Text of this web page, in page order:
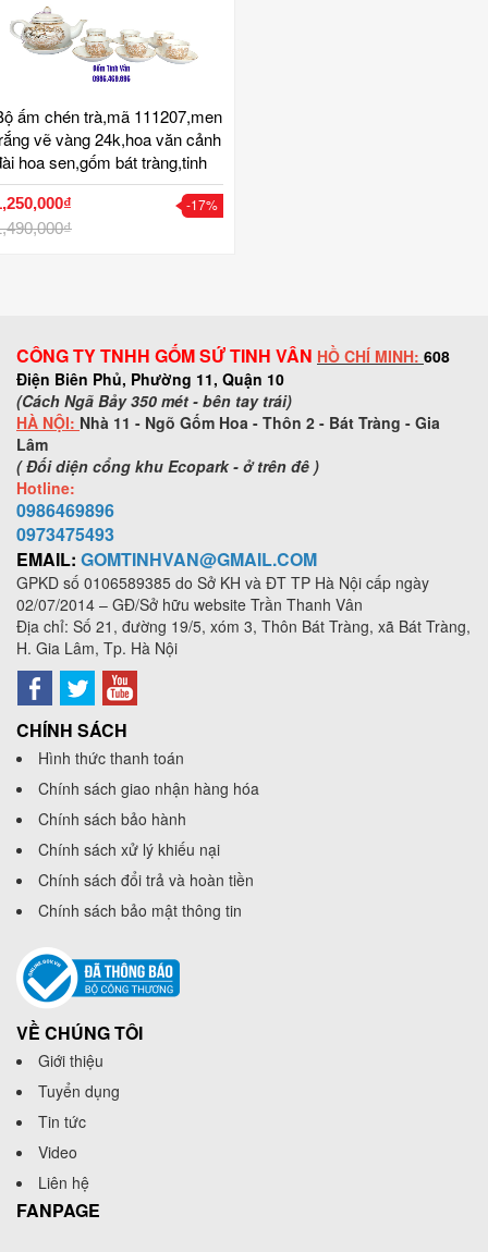
ấm chén trà,mã 111207,men
vẽ vàng 24k,hoa văn cảnh
hoa sen,gốm bát tràng,tinh
-17%
CÔNG TY TNHH GỐM SỨ TINH VÂN HỒ CHÍ MINH: 608
Điện Biên Phủ, Phường 11, Quận 10
(Cách Ngã Bảy 350 mét - bên tay trái)
HÀ NỘI: Nhà 11 - Ngõ Gốm Hoa - Thôn 2 - Bát Tràng - Gia
Lâm
( Đối diện cổng khu Ecopark - ở trên đê )
Hotline:
0986469896
0973475493
EMAIL: GOMTINHVAN@GMAIL.COM
GPKD số 0106589385 do Sở KH và ĐT TP Hà Nội cấp ngày
02/07/2014 – GĐ/Sở hữu website Trần Thanh Vân
Địa chỉ: Số 21, đường 19/5, xóm 3, Thôn Bát Tràng, xã Bát Tràng,
H. Gia Lâm, Tp. Hà Nội
CHÍNH SÁCH
Hình thức thanh toán
Chính sách giao nhận hàng hóa
Chính sách bảo hành
Chính sách xử lý khiếu nại
Chính sách đổi trả và hoàn tiền
Chính sách bảo mật thông tin
VỀ CHÚNG TÔI
Giới thiệu
Tuyển dụng
Tin tức
Video
Liên hệ
FANPAGE